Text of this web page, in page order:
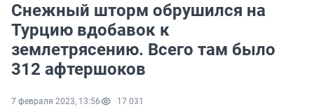
Снежный шторм обрушился на
Турцию вдобавок к
землетрясению. Всего там было
312 афтершоков
7 февраля 2023, 13:56 17 031